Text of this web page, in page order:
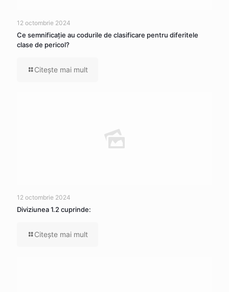
12 octombrie 2024
Ce semnificaţie au codurile de clasificare pentru diferitele
clase de pericol?
Citeşte mai mult
12 octombrie 2024
Diviziunea 1.2 cuprinde:
Citeşte mai mult